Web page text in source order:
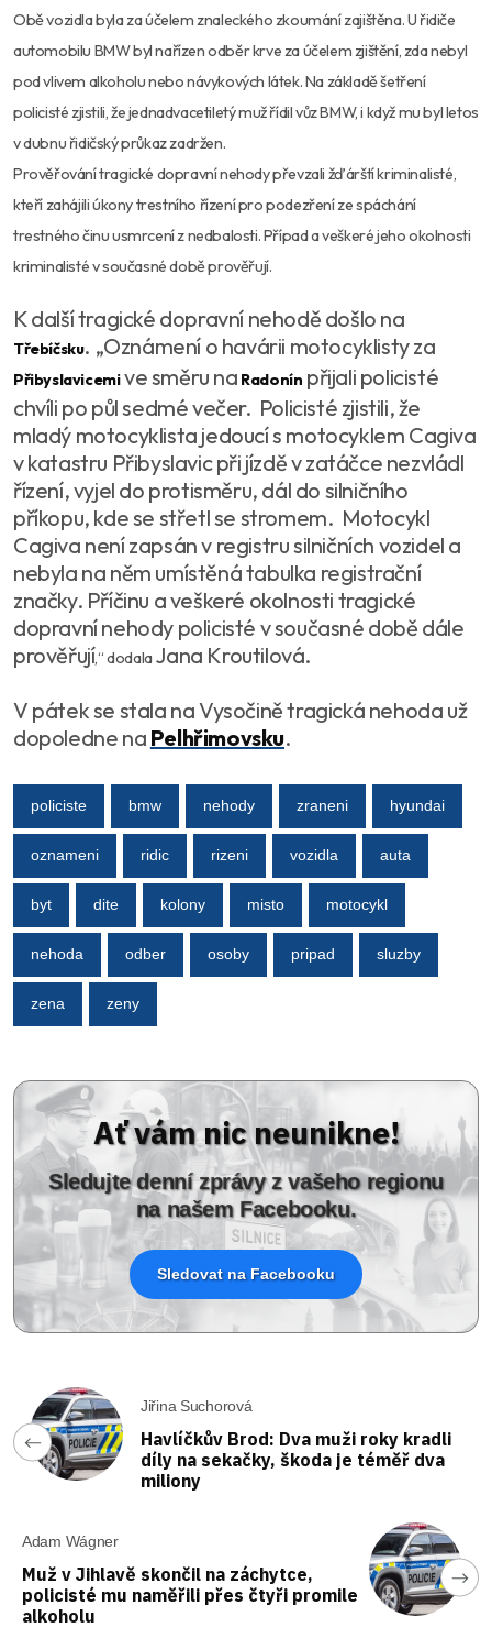
Obě vozidla byla za účelem znaleckého zkoumání zajištěna. U řidiče
automobilu BMW byl nařízen odběr krve za účelem zjištění, zda nebyl
pod vlivem alkoholu nebo návykových látek. Na základě šetření
policisté zjistili, že jednadvacetiletý muž řídil vůz BMW, i když mu byl letos
v dubnu řidičský průkaz zadržen.
Prověřování tragické dopravní nehody převzali žďárští kriminalisté,
kteří zahájili úkony trestního řízení pro podezření ze spáchání
trestného činu usmrcení z nedbalosti. Případ a veškeré jeho okolnosti
kriminalisté v současné době prověřují.
K další tragické dopravní nehodě došlo na
Třebíčsku. „Oznámení o havárii motocyklisty za
Přibyslavicemive směru na Radonín přijali policisté
chvíli po půl sedmé večer. Policisté zjistili, že
mladý motocyklista jedoucí s motocyklem Cagiva
v katastru Přibyslavic při jízdě v zatáčce nezvládl
řízení, vyjel do protisměru, dál do silničního
příkopu, kde se střetl se stromem. Motocykl
Cagiva není zapsán v registru silničních vozidel a
nebyla na něm umístěná tabulka registrační
značky. Příčinu a veškeré okolnosti tragické
dopravní nehody policisté v současné době dále
prověřují,“ dodalaJana Kroutilová.
V pátek se stala na Vysočině tragická nehoda už
dopoledne na Pelhřimovsku.
policiste bmw nehody zraneni hyundai
oznameni ridic rizeni vozidla auta
byt dite kolony misto motocykl
nehoda odber osoby pripad sluzby
zena zeny
Ať vám nic neunikne!
Sledujte denní zprávy z vašeho regionu
na našem Facebooku.
Sledovat na Facebooku
Jiřina Suchorová
Havlíčkův Brod: Dva muži roky kradli
díly na sekačky, škoda je téměř dva
miliony
Adam Wágner
Muž v Jihlavě skončil na záchytce,
policisté mu naměřili přes čtyři promile
alkoholu